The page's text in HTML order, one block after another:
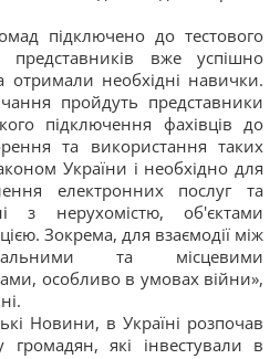
підключено до тестового
представників вже успішно
необхідні навички.
пройдуть представники
підключення фахівців до
та використання таких
України і необхідно для
електронних послуг та
з нерухомістю, об'єктами
Зокрема, для взаємодії між
та місцевими
особливо в умовах війни»,
Новини, в Україні розпочав
громадян, які інвестували в